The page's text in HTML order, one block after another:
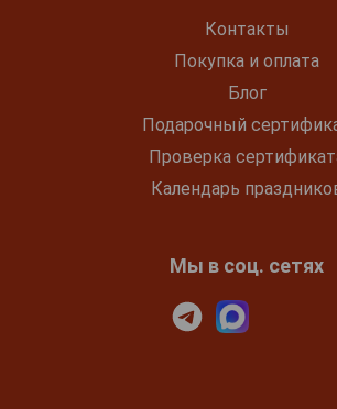
Контакты
Покупка и оплата
Блог
Подарочный
Проверка
Календарь
Мы в соц. сетях